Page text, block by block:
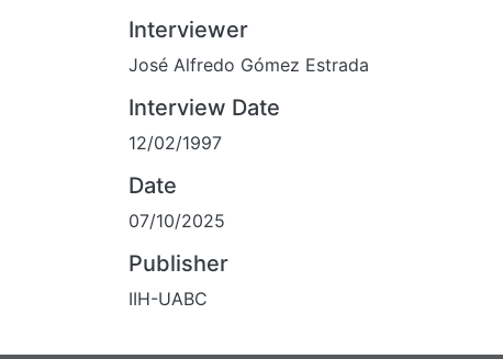
Interviewer
José Alfredo Gómez Estrada
Interview Date
12/02/1997
Date
07/10/2025
Publisher
IIH-UABC